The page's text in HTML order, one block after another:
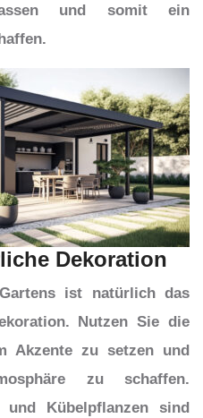
und somit ein
Dekoration
ist natürlich das
Nutzen Sie die
Akzente zu setzen und
zu schaffen.
und Kübelpflanzen sind